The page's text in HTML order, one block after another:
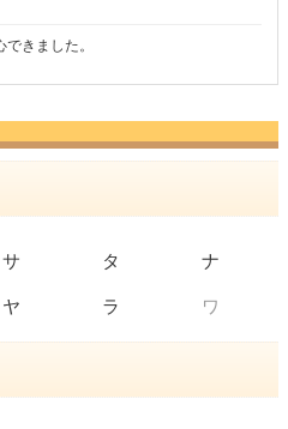
きました。
サ タ ナ
ヤ ラ ワ